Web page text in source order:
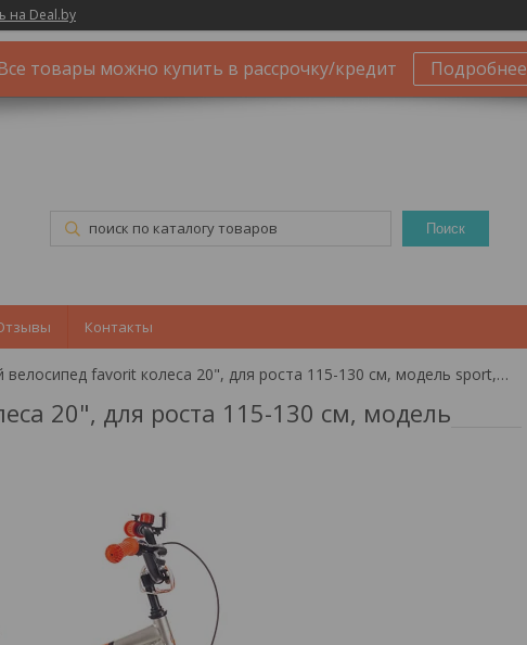
на Deal.by
товары можно купить в рассрочку/кредит Подробнее
Поиск
Контакты
Двухколесный велосипед favorit колеса 20", для роста 115-130 см, модель sport, арт. spt-20or2
20", для роста 115-130 см, модель